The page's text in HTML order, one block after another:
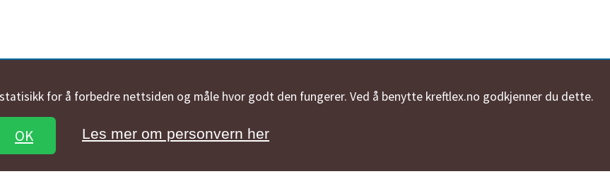
for å forbedre nettsiden og måle hvor godt den fungerer. Ved å benytte kreftlex.no godkjenner du dette.
OK Les mer om personvern her